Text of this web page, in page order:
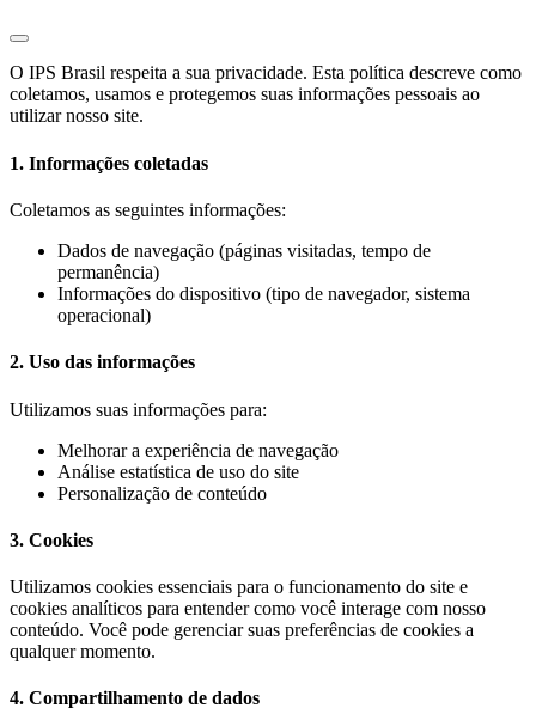
O IPS Brasil respeita a sua privacidade. Esta política descreve como
coletamos, usamos e protegemos suas informações pessoais ao
utilizar nosso site.
1. Informações coletadas
Coletamos as seguintes informações:
Dados de navegação (páginas visitadas, tempo de
permanência)
Informações do dispositivo (tipo de navegador, sistema
operacional)
2. Uso das informações
Utilizamos suas informações para:
Melhorar a experiência de navegação
Análise estatística de uso do site
Personalização de conteúdo
3. Cookies
Utilizamos cookies essenciais para o funcionamento do site e
cookies analíticos para entender como você interage com nosso
conteúdo. Você pode gerenciar suas preferências de cookies a
qualquer momento.
4. Compartilhamento de dados